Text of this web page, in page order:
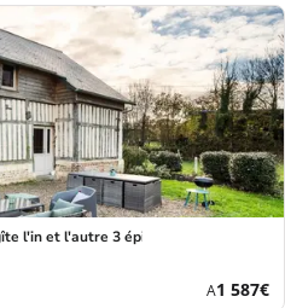
l'in et l'autre 3 épis
AÚj
1 587€